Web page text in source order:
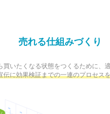
売れる仕組みづくり
いたくなる状態をつくるために
伝に効果検証までの一連のプロセス